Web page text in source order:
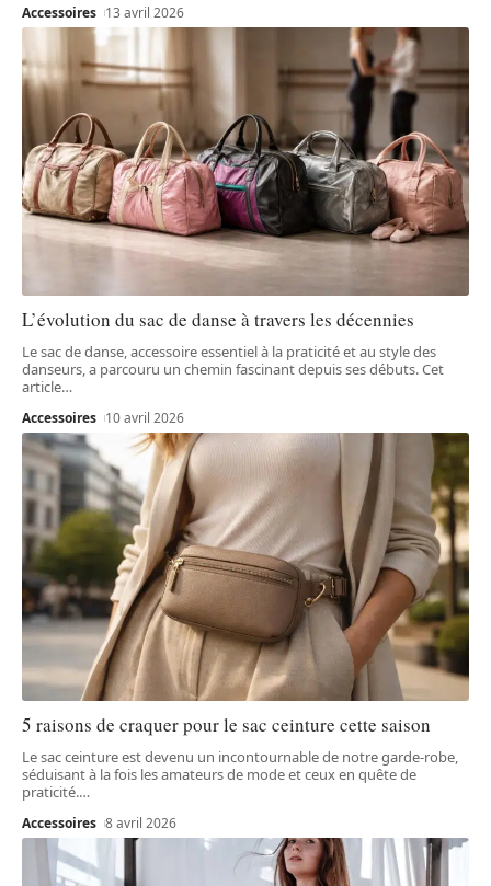
Accessoires 13 avril 2026
L’évolution du sac de danse à travers les décennies
Le sac de danse, accessoire essentiel à la praticité et au style des
danseurs, a parcouru un chemin fascinant depuis ses débuts. Cet
article…
Accessoires 10 avril 2026
5 raisons de craquer pour le sac ceinture cette saison
Le sac ceinture est devenu un incontournable de notre garde-robe,
séduisant à la fois les amateurs de mode et ceux en quête de
praticité.…
Accessoires 8 avril 2026